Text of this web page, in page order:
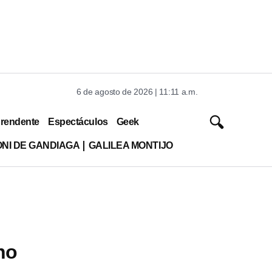
6 de agosto de 2026 | 11:11 a.m.
Espectáculos Geek
DE GANDIAGA GALILEA MONTIJO